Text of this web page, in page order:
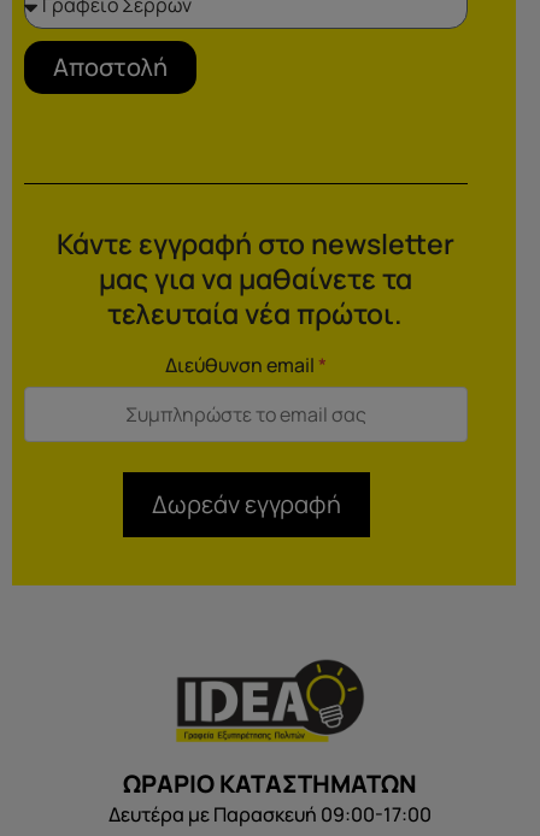
Αποστολή
Κάντε εγγραφή στο newsletter
μας για να μαθαίνετε τα
τελευταία νέα πρώτοι.
Διεύθυνση email*
Δωρεάν εγγραφή
ΩΡΑΡΙΟ ΚΑΤΑΣΤΗΜΑΤΩΝ
Δευτέρα με Παρασκευή 09:00-17:00